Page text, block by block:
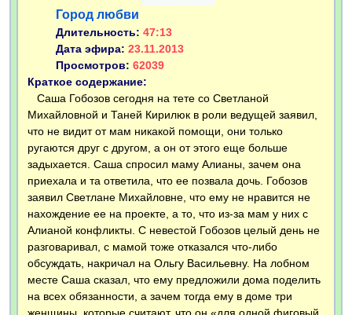
Город любви
Длительность: 47:13
Дата эфира: 23.11.2013
Просмотров: 62039
Краткое содержание:
Саша Гобозов сегодня на тете со Светланой
Михайловной и Таней Кирилюк в роли ведущей заявил,
что не видит от мам никакой помощи, они только
ругаются друг с другом, а он от этого еще больше
задыхается. Саша спросил маму Алианы, зачем она
приехала и та ответила, что ее позвала дочь. Гобозов
заявил Светлане Михайловне, что ему не нравится не
нахождение ее на проекте, а то, что из-за мам у них с
Алианой конфликты. С невестой Гобозов целый день не
разговаривал, с мамой тоже отказался что-либо
обсуждать, накричал на Ольгу Васильевну. На лобном
месте Саша сказал, что ему предложили дома поделить
на всех обязанности, а зачем тогда ему в доме три